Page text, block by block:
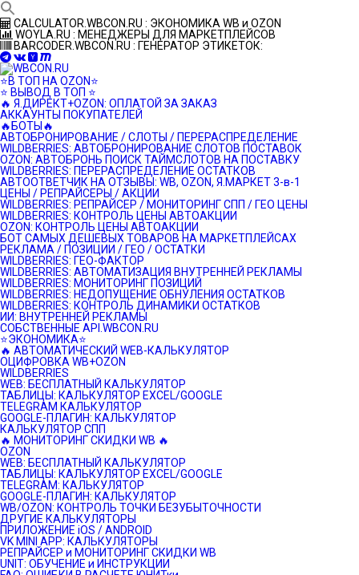
Перейти
к
контенту
CALCULATOR.WBCON.RU : ЭКОНОМИКА WB и OZON
WOYLA.RU : МЕНЕДЖЕРЫ ДЛЯ МАРКЕТПЛЕЙСОВ
BARCODER.WBCON.RU : ГЕНЕРАТОР ЭТИКЕТОК:
⭐️В ТОП НА OZON⭐️
⭐️ ВЫВОД В ТОП ⭐️
🔥 Я.ДИРЕКТ+OZON: ОПЛАТОЙ ЗА ЗАКАЗ
АККАУНТЫ ПОКУПАТЕЛЕЙ
🔥БОТЫ🔥
АВТОБРОНИРОВАНИЕ / СЛОТЫ / ПЕРЕРАСПРЕДЕЛЕНИЕ
WILDBERRIES: АВТОБРОНИРОВАНИЕ СЛОТОВ ПОСТАВОК
OZON: АВТОБРОНЬ ПОИСК ТАЙМСЛОТОВ НА ПОСТАВКУ
WILDBERRIES: ПЕРЕРАСПРЕДЕЛЕНИЕ ОСТАТКОВ
АВТООТВЕТЧИК НА ОТЗЫВЫ: WB, OZON, Я.МАРКЕТ 3-в-1
ЦЕНЫ / РЕПРАЙСЕРЫ / АКЦИИ
WILDBERRIES: РЕПРАЙСЕР / МОНИТОРИНГ СПП / ГЕО ЦЕНЫ
WILDBERRIES: КОНТРОЛЬ ЦЕНЫ АВТОАКЦИИ
OZON: КОНТРОЛЬ ЦЕНЫ АВТОАКЦИИ
БОТ САМЫХ ДЕШЕВЫХ ТОВАРОВ НА МАРКЕТПЛЕЙСАХ
РЕКЛАМА / ПОЗИЦИИ / ГЕО / ОСТАТКИ
WILDBERRIES: ГЕО-ФАКТОР
WILDBERRIES: АВТОМАТИЗАЦИЯ ВНУТРЕННЕЙ РЕКЛАМЫ
WILDBERRIES: МОНИТОРИНГ ПОЗИЦИЙ
WILDBERRIES: НЕДОПУЩЕНИЕ ОБНУЛЕНИЯ ОСТАТКОВ
WILDBERRIES: КОНТРОЛЬ ДИНАМИКИ ОСТАТКОВ
ИИ: ВНУТРЕННЕЙ РЕКЛАМЫ
СОБСТВЕННЫЕ API.WBCON.RU
⭐️ЭКОНОМИКА⭐️
🔥 АВТОМАТИЧЕСКИЙ WEB-КАЛЬКУЛЯТОР
ОЦИФРОВКА WB+OZON
WILDBERRIES
WEB: БЕСПЛАТНЫЙ КАЛЬКУЛЯТОР
ТАБЛИЦЫ: КАЛЬКУЛЯТОР EXCEL/GOOGLE
TELEGRAM КАЛЬКУЛЯТОР
GOOGLE-ПЛАГИН: КАЛЬКУЛЯТОР
КАЛЬКУЛЯТОР СПП
🔥 МОНИТОРИНГ СКИДКИ WB 🔥
OZON
WEB: БЕСПЛАТНЫЙ КАЛЬКУЛЯТОР
ТАБЛИЦЫ: КАЛЬКУЛЯТОР EXCEL/GOOGLE
TELEGRAM: КАЛЬКУЛЯТОР
GOOGLE-ПЛАГИН: КАЛЬКУЛЯТОР
WB/OZON: КОНТРОЛЬ ТОЧКИ БЕЗУБЫТОЧНОСТИ
ДРУГИЕ КАЛЬКУЛЯТОРЫ
ПРИЛОЖЕНИЕ iOS / ANDROID
VK MINI APP: КАЛЬКУЛЯТОРЫ
РЕПРАЙСЕР и МОНИТОРИНГ СКИДКИ WB
UNIT: ОБУЧЕНИЕ и ИНСТРУКЦИИ